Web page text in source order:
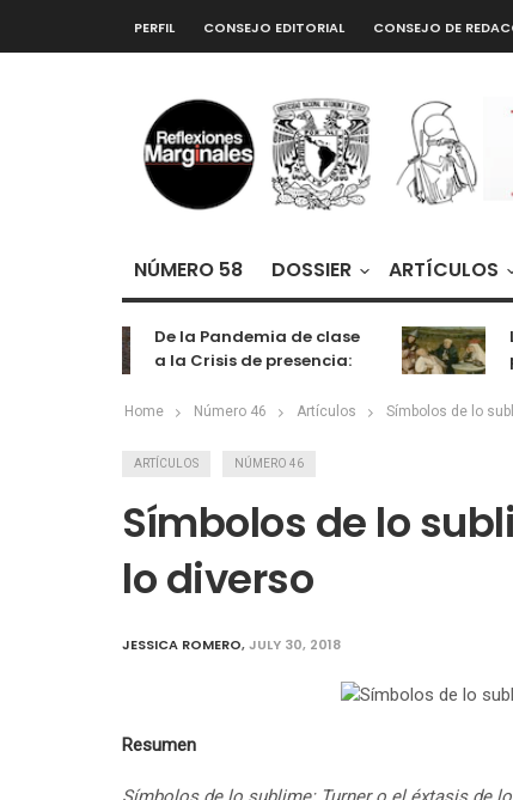
PERFIL CONSEJO EDITORIAL CONSEJO DE
NÚMERO 58 DOSSIER ARTÍCULOS
De la Pandemia de clase
a la Crisis de presencia:
entretenimiento
La
Home Número 46 Artículos Símbolos de lo
ARTÍCULOS NÚMERO 46
Símbolos de lo
lo diverso
JESSICA ROMERO,JULY 30, 2018
Resumen